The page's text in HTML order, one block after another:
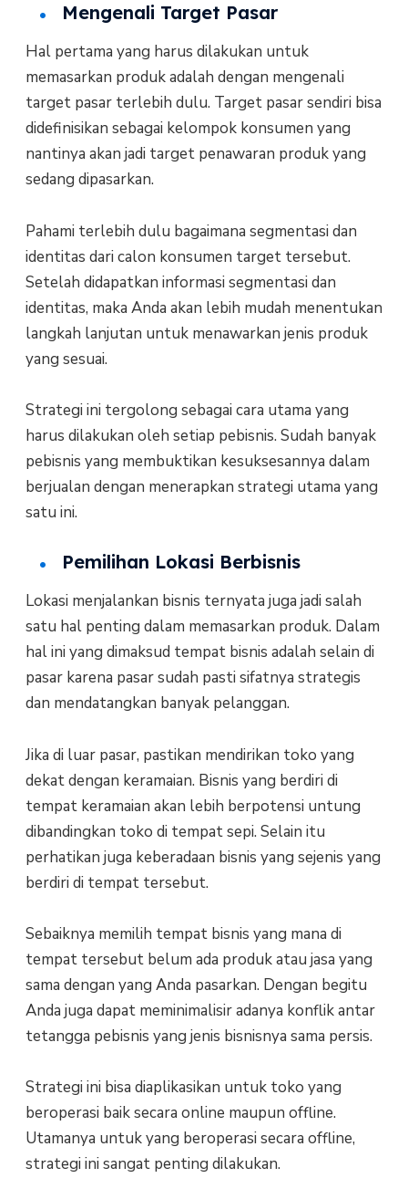
Mengenali Target Pasar
Hal pertama yang harus dilakukan untuk
memasarkan produk adalah dengan mengenali
target pasar terlebih dulu. Target pasar sendiri bisa
didefinisikan sebagai kelompok konsumen yang
nantinya akan jadi target penawaran produk yang
sedang dipasarkan.
Pahami terlebih dulu bagaimana segmentasi dan
identitas dari calon konsumen target tersebut.
Setelah didapatkan informasi segmentasi dan
identitas, maka Anda akan lebih mudah menentukan
langkah lanjutan untuk menawarkan jenis produk
yang sesuai.
Strategi ini tergolong sebagai cara utama yang
harus dilakukan oleh setiap pebisnis. Sudah banyak
pebisnis yang membuktikan kesuksesannya dalam
berjualan dengan menerapkan strategi utama yang
satu ini.
Pemilihan Lokasi Berbisnis
Lokasi menjalankan bisnis ternyata juga jadi salah
satu hal penting dalam memasarkan produk. Dalam
hal ini yang dimaksud tempat bisnis adalah selain di
pasar karena pasar sudah pasti sifatnya strategis
dan mendatangkan banyak pelanggan.
Jika di luar pasar, pastikan mendirikan toko yang
dekat dengan keramaian. Bisnis yang berdiri di
tempat keramaian akan lebih berpotensi untung
dibandingkan toko di tempat sepi. Selain itu
perhatikan juga keberadaan bisnis yang sejenis yang
berdiri di tempat tersebut.
Sebaiknya memilih tempat bisnis yang mana di
tempat tersebut belum ada produk atau jasa yang
sama dengan yang Anda pasarkan. Dengan begitu
Anda juga dapat meminimalisir adanya konflik antar
tetangga pebisnis yang jenis bisnisnya sama persis.
Strategi ini bisa diaplikasikan untuk toko yang
beroperasi baik secara online maupun offline.
Utamanya untuk yang beroperasi secara offline,
strategi ini sangat penting dilakukan.